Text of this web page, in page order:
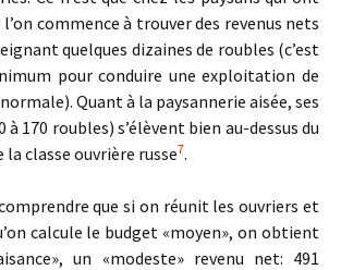
l’on commence à trouver des revenus nets
quelques dizaines de roubles (c’est
pour conduire une exploitation de
Quant à la paysannerie aisée, ses
à 170 roubles) s’élèvent bien au-dessus du
la classe ouvrière russe7.
que si on réunit les ouvriers et
calcule le budget «moyen», on obtient
un «modeste» revenu net: 491